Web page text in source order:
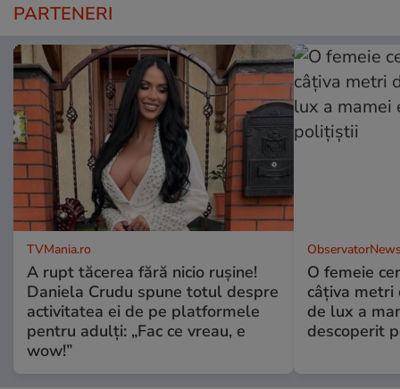
PARTENERI
TVMania.ro
A rupt tăcerea fără nicio rușine!
Daniela Crudu spune totul despre
activitatea ei de pe platformele
pentru adulți: „Fac ce vreau, e
wow!”
O femeie
câţiva metri
de lux a
descoperit